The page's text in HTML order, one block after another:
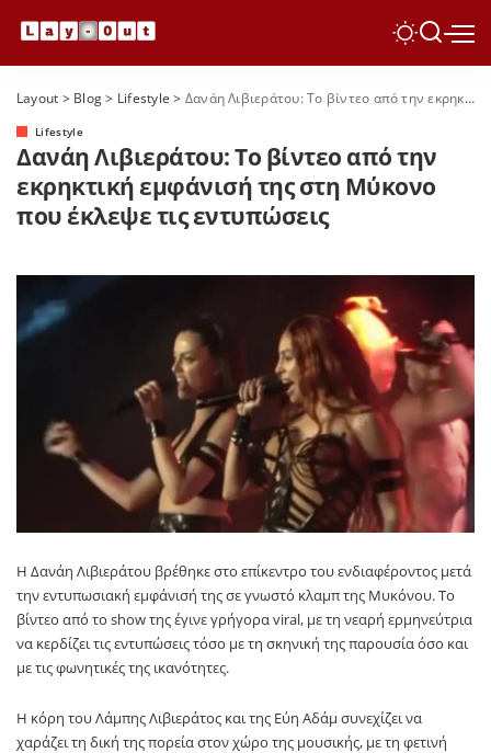
Layout > Blog> Lifestyle > Δανάη Λιβιεράτου: Το βίντεο από την εκρηκτική εμφάνισή της στη Μύκονο που έκλεψε τις εντυπώσεις
Lifestyle
Δανάη Λιβιεράτου: Το βίντεο από την
εκρηκτική εμφάνισή της στη Μύκονο
που έκλεψε τις εντυπώσεις
Η Δανάη Λιβιεράτου βρέθηκε στο επίκεντρο του ενδιαφέροντος μετά
την εντυπωσιακή εμφάνισή της σε γνωστό κλαμπ της Μυκόνου. Το
βίντεο από το show της έγινε γρήγορα viral, με τη νεαρή ερμηνεύτρια
να κερδίζει τις εντυπώσεις τόσο με τη σκηνική της παρουσία όσο και
με τις φωνητικές της ικανότητες.
Η κόρη τουΛάμπης Λιβιεράτος και της Εύη Αδάμ συνεχίζει να
χαράζει τη δική της πορεία στον χώρο της μουσικής, με τη φετινή